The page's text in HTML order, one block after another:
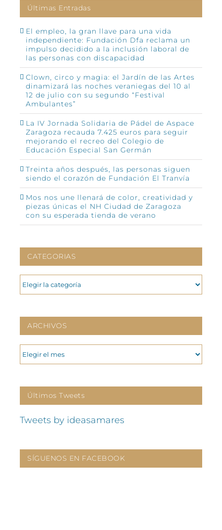
Últimas Entradas
El empleo, la gran llave para una vida
independiente: Fundación Dfa reclama un
impulso decidido a la inclusión laboral de
las personas con discapacidad
Clown, circo y magia: el Jardín de las Artes
dinamizará las noches veraniegas del 10 al
12 de julio con su segundo “Festival
Ambulantes”
La IV Jornada Solidaria de Pádel de Aspace
Zaragoza recauda 7.425 euros para seguir
mejorando el recreo del Colegio de
Educación Especial San Germán
Treinta años después, las personas siguen
siendo el corazón de Fundación El Tranvía
Mos nos une llenará de color, creatividad y
piezas únicas el NH Ciudad de Zaragoza
con su esperada tienda de verano
CATEGORIAS
CATEGORIAS
ARCHIVOS
ARCHIVOS
Últimos Tweets
Tweets by ideasamares
SÍGUENOS EN FACEBOOK